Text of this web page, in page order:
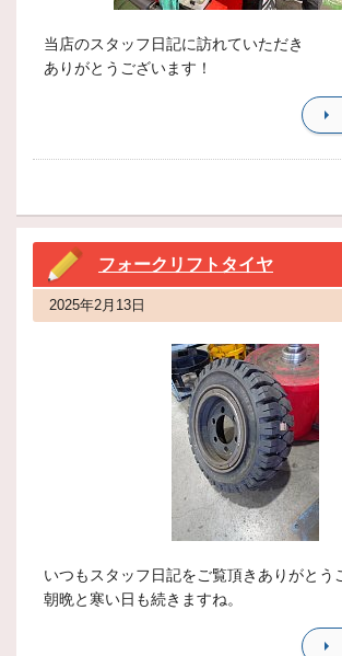
当店のスタッフ日記に訪れていただき
ありがとうございます！
フォークリフトタイヤ
2025年2月13日
いつもスタッフ日記をご覧頂きありがとう
朝晩と寒い日も続きますね。